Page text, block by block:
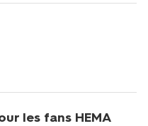
les fans HEMA